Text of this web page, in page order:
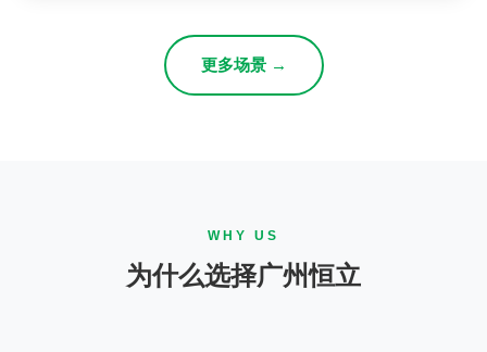
更多场景 →
WHY US
为什么选择广州恒立